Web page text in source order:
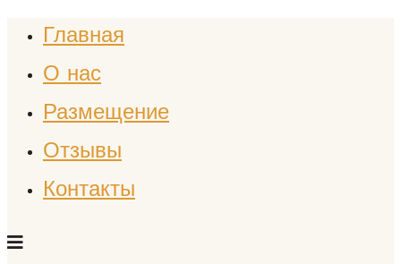
Главная
О нас
Размещение
Отзывы
Контакты